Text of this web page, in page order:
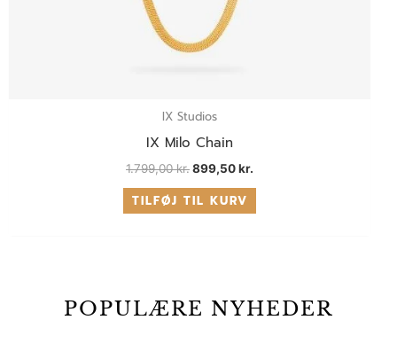
IX Studios
IX Milo Chain
1.799,00kr.899,50kr.
TILFØJ TIL KURV
POPULÆRE NYHEDER